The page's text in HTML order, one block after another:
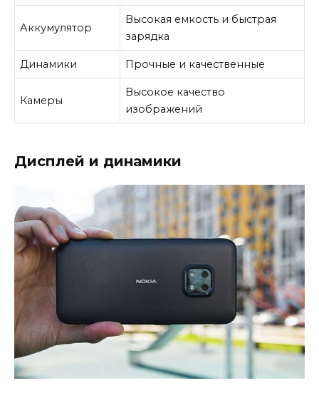
Аккумулятор
Высокая емкость и быстрая
зарядка
Динамики Прочные и качественные
Камеры
Высокое качество
изображений
Дисплей и динамики